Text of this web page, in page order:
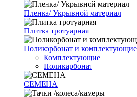
Пленка/ Укрывной материал
Плитка тротуарная
Поликорбонат и комплектующие
Комплектующие
Поликарбонат
СЕМЕНА